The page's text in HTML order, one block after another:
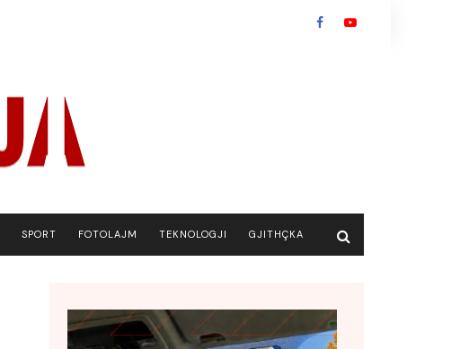
SPORT FOTOLAJM TEKNOLOGJI GJITHÇKA